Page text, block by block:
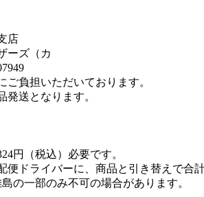
店
ーズ（カ
ご負担いただいております。
発送となります。
円（税込）必要です。
便ドライバーに、商品と引き替えで合
の一部のみ不可の場合があります。